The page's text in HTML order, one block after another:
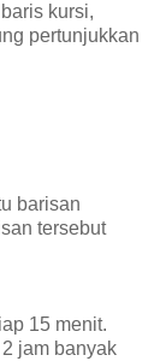
kursi,
pertunjukkan
barisan
tersebut
15 menit.
jam banyak